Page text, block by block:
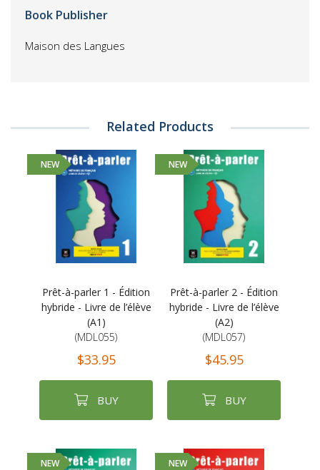
Book Publisher
Maison des Langues
Related Products
NEW
Prêt-à-parler 1 - Édition
hybride - Livre de l’élève
(A1)
(MDL055)
$33.95
BUY
NEW
Prêt-à-parler 2 - Édition
hybride - Livre de l’élève
(A2)
(MDL057)
$45.95
BUY
NEW NEW